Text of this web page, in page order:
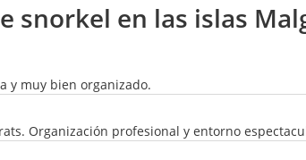
snorkel en las islas
y muy bien organizado.
Organización profesional y entorno